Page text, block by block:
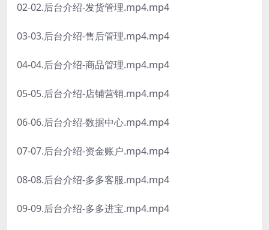
02-02.后台介绍-发货管理.mp4.mp4
03-03.后台介绍-售后管理.mp4.mp4
04-04.后台介绍-商品管理.mp4.mp4
05-05.后台介绍-店铺营销.mp4.mp4
06-06.后台介绍-数据中心.mp4.mp4
07-07.后台介绍-资金账户.mp4.mp4
08-08.后台介绍-多多客服.mp4.mp4
09-09.后台介绍-多多进宝.mp4.mp4